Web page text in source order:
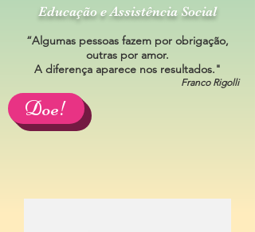
“Algumas pessoas fazem por obrigação,
outras por amor.
A diferença aparece nos resultados."
Franco Rigolli
Educação e Assistência Social
Doe!